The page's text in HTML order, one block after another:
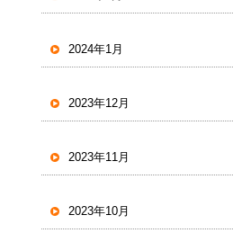
2024年1月
2023年12月
2023年11月
2023年10月